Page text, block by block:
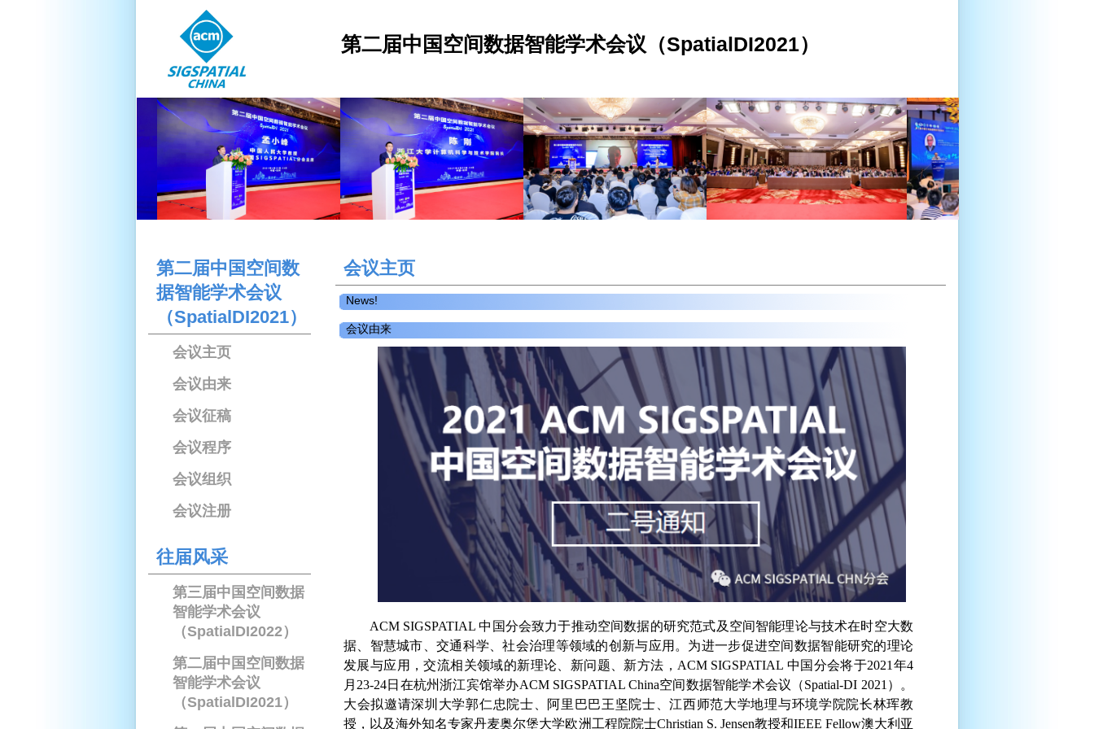
第二届中国空间数据智能学术会议（SpatialDI2021）
第二届中国空间数
据智能学术会议
（SpatialDI2021）
会议主页
会议由来
会议征稿
会议程序
会议组织
会议注册
往届风采
第三届中国空间数据
智能学术会议
（SpatialDI2022）
第二届中国空间数据
智能学术会议
（SpatialDI2021）
会议主页
News!
会议由来
ACM SIGSPATIAL中国分会致力于推动空间数据的研究范式及空间智能理论与技术在时空大数
据、智慧城市、交通科学、社会治理等领域的创新与应用。为进一步促进空间数据智能研究的理论
发展与应用，交流相关领域的新理论、新问题、新方法， ACM SIGSPATIAL 中国分会将于2021 年4
月 23-24日在杭州浙江宾馆举办ACM SIGSPATIAL China空间数据智能学术会议（Spatial-DI 2021 ）。
大会拟邀请深圳大学郭仁忠院士、阿里巴巴王坚院士、江西师范大学地理与环境学院院长林珲教
授，以及海外知名专家丹麦奥尔堡大学欧洲工程院院士Christian S. Jensen教授和IEEE Fellow澳大利亚